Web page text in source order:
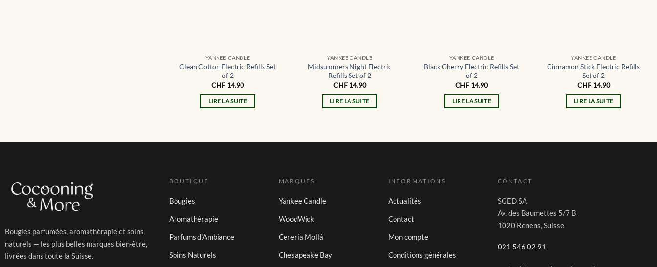
YANKEE CANDLE
Clean Cotton Electric Refills Set
of 2
CHF 14.90
LIRE LA SUITE
YANKEE CANDLE
Midsummers Night Electric
Refills Set of 2
CHF14.90
LIRE LA SUITE
YANKEE CANDLE
Black Cherry Electric Refills Set
of 2
CHF 14.90
LIRE LA SUITE
YANKEE CANDLE
Cinnamon Stick Electric Refills
Set of 2
CHF14.90
LIRE LA SUITE
Bougies parfumées, aromathérapie et soins
naturels — les plus belles marques bien-être,
livrées dans toute la Suisse.
BOUTIQUE
Bougies
Aromathérapie
Parfums d'Ambiance
Soins Naturels
MARQUES
Yankee Candle
WoodWick
Cereria Mollá
Chesapeake Bay
INFORMATIONS
Actualités
Contact
Mon compte
Conditions générales
CONTACT
SGED SA
Av. des Baumettes 5/7 B
1020 Renens, Suisse
021 546 02 91